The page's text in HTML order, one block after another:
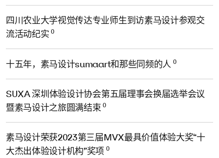
四川农业大学视觉传达专业师生到访素马设计参观交
流活动纪实 0
十五年，素马设计sumaart和那些同频的人 0
SUXA 深圳体验设计协会第五届理事会换届选举会议
暨素马设计之旅圆满结束 0
素马设计荣获2023第三届MVX最具价值体验大奖“十
大杰出体验设计机构”奖项 0